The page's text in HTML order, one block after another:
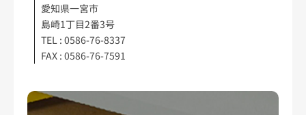
愛知県一宮市
島崎1丁目2番3号
TEL : 0586-76-8337
FAX : 0586-76-7591